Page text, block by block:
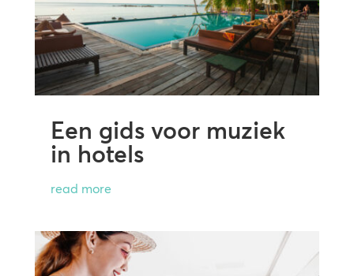
Een gids voor muziek
in hotels
read more